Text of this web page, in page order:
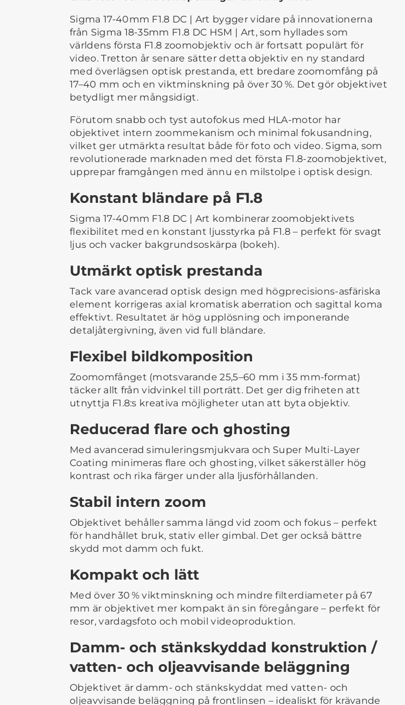
Sigma 17-40mm F1.8 DC | Art bygger vidare på innovationerna
från Sigma 18-35mm F1.8 DC HSM | Art, som hyllades som
världens första F1.8 zoomobjektiv och är fortsatt populärt för
video. Tretton år senare sätter detta objektiv en ny standard
med överlägsen optisk prestanda, ett bredare zoomomfång på
17–40 mm och en viktminskning på över 30 %. Det gör objektivet
betydligt mer mångsidigt.
Förutom snabb och tyst autofokus med HLA-motor har
objektivet intern zoommekanism och minimal fokusandning,
vilket ger utmärkta resultat både för foto och video. Sigma, som
revolutionerade marknaden med det första F1.8-zoomobjektivet,
upprepar framgången med ännu en milstolpe i optisk design.
Konstant bländare på F1.8
Sigma 17-40mm F1.8 DC | Art kombinerar zoomobjektivets
flexibilitet med en konstant ljusstyrka på F1.8 – perfekt för svagt
ljus och vacker bakgrundsoskärpa (bokeh).
Utmärkt optisk prestanda
Tack vare avancerad optisk design med högprecisions-asfäriska
element korrigeras axial kromatisk aberration och sagittal koma
effektivt. Resultatet är hög upplösning och imponerande
detaljåtergivning, även vid full bländare.
Flexibel bildkomposition
Zoomomfånget (motsvarande 25,5–60 mm i 35 mm-format)
täcker allt från vidvinkel till porträtt. Det ger dig friheten att
utnyttja F1.8:s kreativa möjligheter utan att byta objektiv.
Reducerad flare och ghosting
Med avancerad simuleringsmjukvara och Super Multi-Layer
Coating minimeras flare och ghosting, vilket säkerställer hög
kontrast och rika färger under alla ljusförhållanden.
Stabil intern zoom
Objektivet behåller samma längd vid zoom och fokus – perfekt
för handhållet bruk, stativ eller gimbal. Det ger också bättre
skydd mot damm och fukt.
Kompakt och lätt
Med över 30 % viktminskning och mindre filterdiameter på 67
mm är objektivet mer kompakt än sin föregångare – perfekt för
resor, vardagsfoto och mobil videoproduktion.
Damm- och stänkskyddad konstruktion /
vatten- och oljeavvisande beläggning
Objektivet är damm- och stänkskyddat med vatten- och
oljeavvisande beläggning på frontlinsen – idealiskt för krävande